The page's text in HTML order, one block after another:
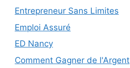
Entrepreneur Sans Limites
Emploi Assuré
ED Nancy
Comment Gagner de l'Argent